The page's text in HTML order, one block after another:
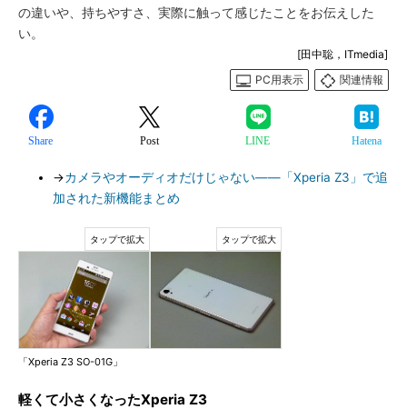
の違いや、持ちやすさ、実際に触って感じたことをお伝えした
い。
[田中聡，ITmedia]
PC用表示
関連情報
Share Post LINE Hatena
→カメラやオーディオだけじゃない――「Xperia Z3」で追
加された新機能まとめ
「Xperia Z3 SO-01G」
軽くて小さくなったXperia Z3